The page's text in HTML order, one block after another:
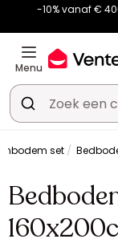
-10% vanaf €
Menu
set